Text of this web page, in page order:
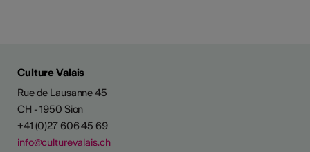
Culture Valais
Rue de Lausanne 45
CH - 1950 Sion
+41 (0)27 606 45 69
info@culturevalais.ch